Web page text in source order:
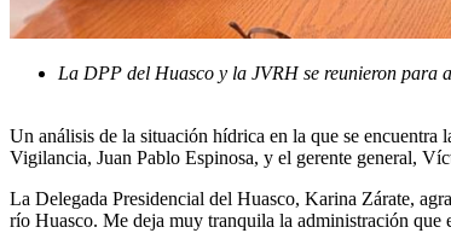
La DPP del Huasco y la JVRH se reunieron para
Un análisis de la situación hídrica en la que se
Vigilancia, Juan Pablo Espinosa, y el gerente general,
La Delegada Presidencial del Huasco, Karina Zárate,
río Huasco. Me deja muy tranquila la administración